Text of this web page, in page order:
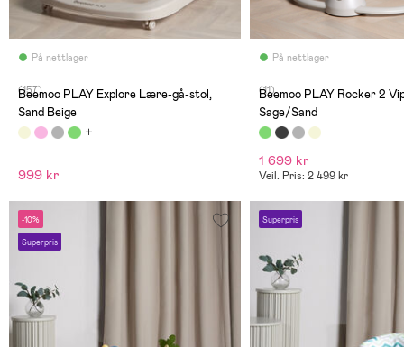
På nettlager
(157)
Beemoo PLAY Explore Lære-gå-stol,
Sand Beige
999 kr
På nettlager
(11)
Beemoo PLAY Rocker 2
Sage/Sand
1 699 kr
Veil. Pris: 2 499 kr
-10%
Superpris
Superpris